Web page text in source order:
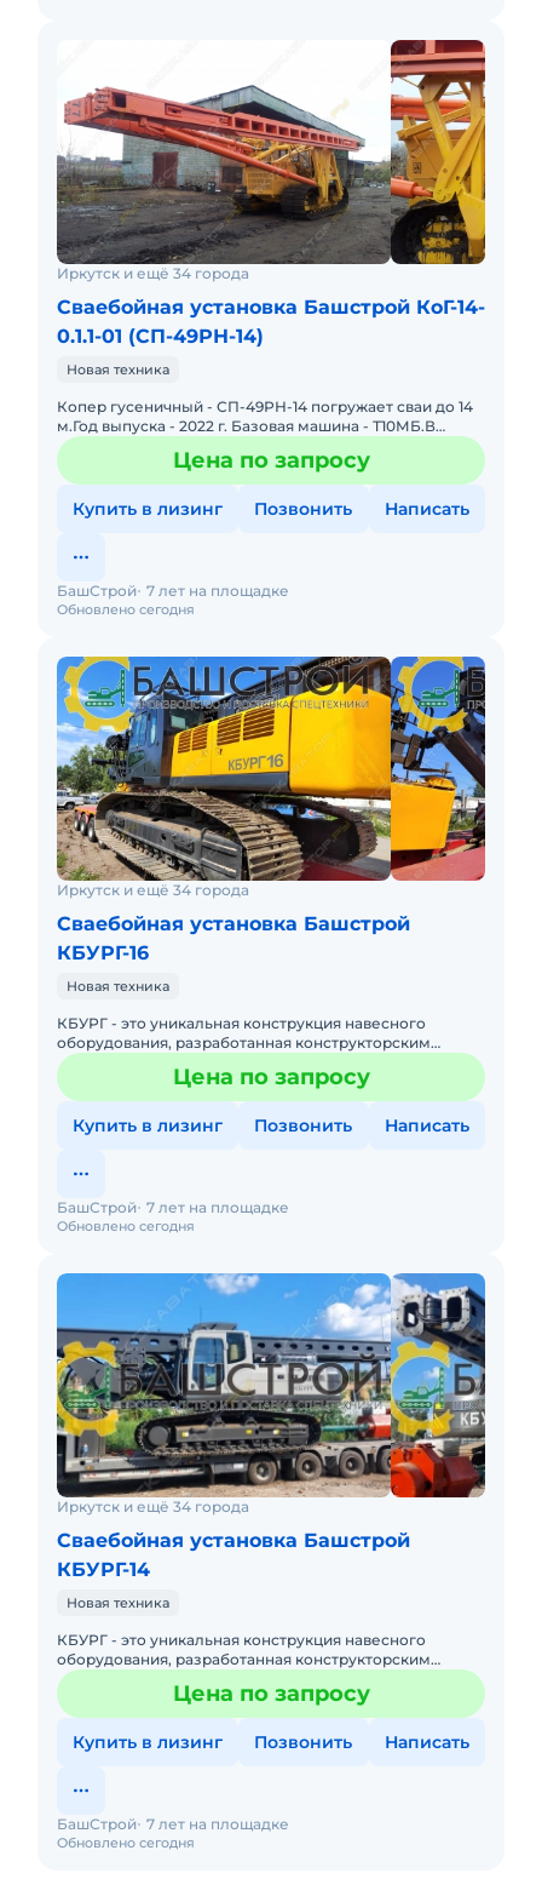
Иркутск и ещё 34 города
Сваебойная установка Башстрой КоГ-14-
0.1.1-01 (СП-49РН-14)
Новая техника
Копер гусеничный - СП-49РН-14 погружает сваи до 14
м.Год выпуска - 2022 г. Базовая машина - Т10МБ.В
наличии и под заказ.Продукция сертифицирована.
Гарантия 12 м
Цена по запросу
Купить в лизинг Позвонить Написать
Обновлено сегодня
БашСтрой 7 лет на площадке
Иркутск и ещё 34 города
Сваебойная установка Башстрой
КБУРГ-16
Новая техника
КБУРГ - это уникальная конструкция навесного
оборудования, разработанная конструкторским
отделом ООО «БашСтрой», позволяющая навешивать
копрово-бури
Цена по запросу
Купить в лизинг Позвонить Написать
Обновлено сегодня
БашСтрой 7 лет на площадке
Иркутск и ещё 34 города
Сваебойная установка Башстрой
КБУРГ-14
Новая техника
КБУРГ - это уникальная конструкция навесного
оборудования, разработанная конструкторским
отделом ООО «БашСтрой», позволяющая навешивать
копрово-бури
Цена по запросу
Купить в лизинг Позвонить Написать
Обновлено сегодня
БашСтрой 7 лет на площадке